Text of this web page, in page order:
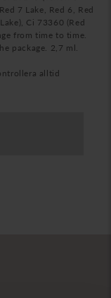
7 Lake, Red 6, Red
Ci 73360 (Red
from time to time.
package. 2,7 ml.
alltid